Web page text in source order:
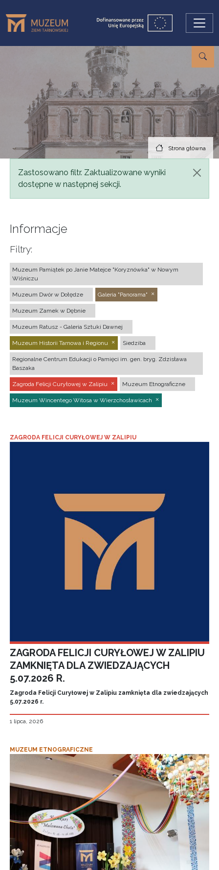
Strona główna
Komunikat
Zastosowano filtr. Zaktualizowane wyniki
dostępne w następnej sekcji.
Informacje
Filtry:
Muzeum Pamiątek po Janie Matejce "Koryznówka" w Nowym
Wiśniczu
Muzeum Dwór w Dołędze Galeria "Panorama"
Muzeum Zamek w Dębnie
Muzeum Ratusz - Galeria Sztuki Dawnej
Muzeum Historii Tarnowa i Regionu Siedziba
Regionalne Centrum Edukacji o Pamięci im. gen. bryg. Zdzisława
Baszaka
Zagroda Felicji Curyłowej w Zalipiu Muzeum Etnograficzne
Muzeum Wincentego Witosa w Wierzchosławicach
ZAGRODA FELICJI CURYŁOWEJ W ZALIPIU
ZAGRODA FELICJI CURYŁOWEJ W ZALIPIU
ZAMKNIĘTA DLA ZWIEDZAJĄCYCH
5.07.2026 R.
Zagroda Felicji Curyłowej w Zalipiu zamknięta dla zwiedzających
5.07.2026 r.
1 lipca, 2026
MUZEUM ETNOGRAFICZNE